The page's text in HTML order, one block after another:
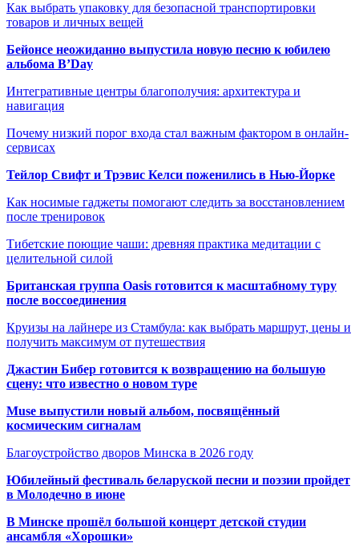
Как выбрать упаковку для безопасной транспортировки
товаров и личных вещей
Бейонсе неожиданно выпустила новую песню к юбилею
альбома B’Day
Интегративные центры благополучия: архитектура и
навигация
Почему низкий порог входа стал важным фактором в онлайн-
сервисах
Тейлор Свифт и Трэвис Келси поженились в Нью-Йорке
Как носимые гаджеты помогают следить за восстановлением
после тренировок
Тибетские поющие чаши: древняя практика медитации с
целительной силой
Британская группа Oasis готовится к масштабному туру
после воссоединения
Круизы на лайнере из Стамбула: как выбрать маршрут, цены и
получить максимум от путешествия
Джастин Бибер готовится к возвращению на большую
сцену: что известно о новом туре
Muse выпустили новый альбом, посвящённый
космическим сигналам
Благоустройство дворов Минска в 2026 году
Юбилейный фестиваль беларуской песни и поэзии пройдет
в Молодечно в июне
В Минске прошёл большой концерт детской студии
ансамбля «Хорошки»